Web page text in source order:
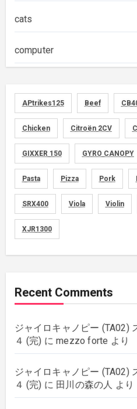
cats
computer
foods
graphics
memo
motorcycle
movies
plants
rebuilding
wordpress
APtrikes125 Beef
Chicken Citroën 2CV
GIXXER 150 GYRO CANOPY
Pasta Pizza Pork
SRX400 Viola Violin
XJR1300
Recent Comments
ジャイロキャノピー (TA02)
４ (完) にmezzo forte より
ジャイロキャノピー (TA02)
４ (完) に 田川の森の人 より